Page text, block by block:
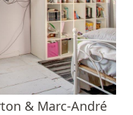
& Marc-André